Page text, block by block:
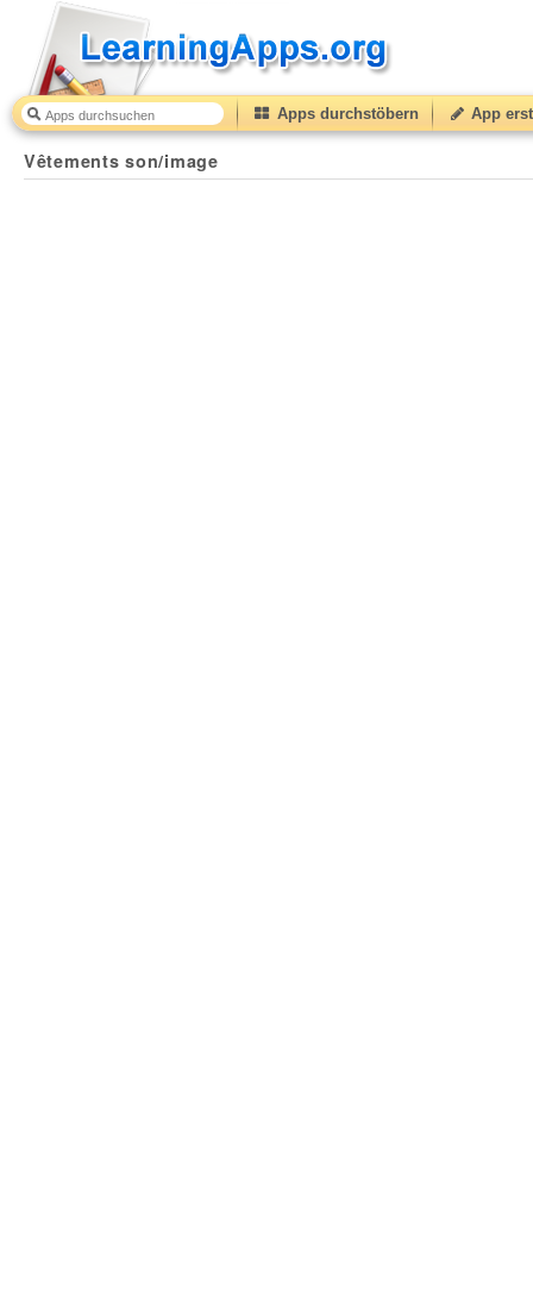
Apps durchstöbern App
Vêtements son/image
Vêtements son/image 40(from10to 50 ) based on4